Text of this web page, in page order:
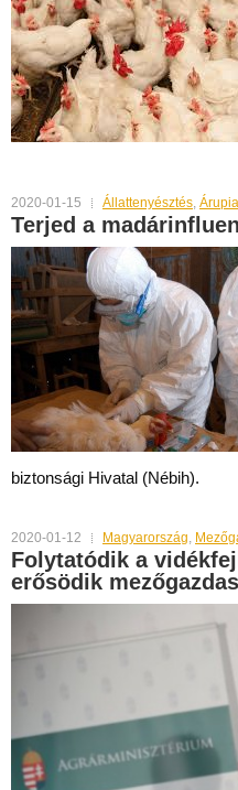
2020-01-15 Állattenyésztés,
Terjed a
biztonsági Hivatal (Nébih).
2020-01-12 Magyarország,
Folytatódik a
erősödik